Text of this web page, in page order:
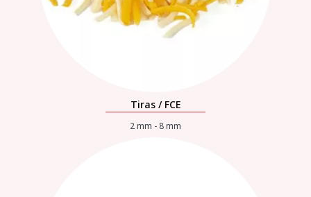
Tiras / FCE
2 mm - 8 mm